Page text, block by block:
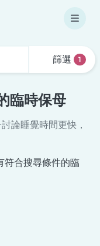
篩選 1
臨時保母
論睡覺時間更快，
合搜尋條件的臨